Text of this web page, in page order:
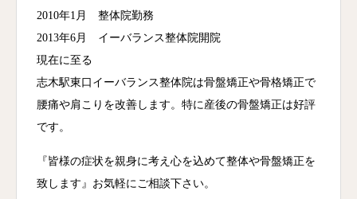
2010年1月 整体院勤務
2013年6月 イーバランス整体院開院
現在に至る
志木駅東口イーバランス整体院は骨盤矯正や骨格矯正で
腰痛や肩こりを改善します。特に産後の骨盤矯正は好評
です。
『皆様の症状を親身に考え心を込めて整体や骨盤矯正を
致します』お気軽にご相談下さい。